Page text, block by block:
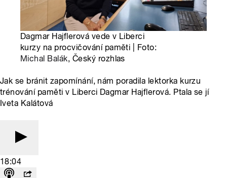
Dagmar Hajflerová vede v Liberci
kurzy na procvičování paměti | Foto:
Michal Balák, Český rozhlas
Jak se bránit zapomínání, nám poradila lektorka kurzu
trénování paměti v Liberci Dagmar Hajflerová. Ptala se jí
Iveta Kalátová
18:04